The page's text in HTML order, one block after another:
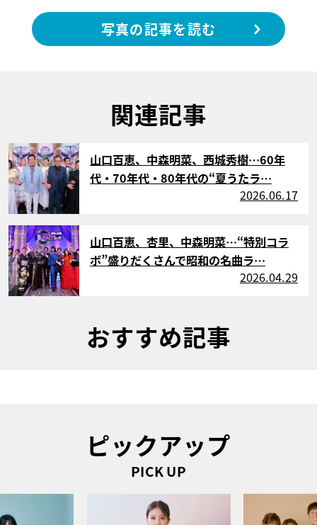
写真の記事を読む
関連記事
サムネイル
山口百恵、中森明菜、西城秀樹…60年
代・70年代・80年代の“夏うたラ…
2026.06.17
サムネイル
山口百恵、杏里、中森明菜…“特別コラ
ボ”盛りだくさんで昭和の名曲ラ…
2026.04.29
おすすめ記事
ピックアップ
PICK UP